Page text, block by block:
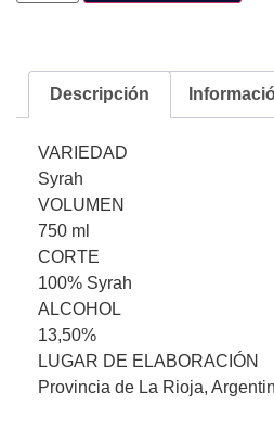
Descripción
VARIEDAD
Syrah
VOLUMEN
750 ml
CORTE
100% Syrah
ALCOHOL
13,50%
LUGAR DE ELABORACIÓN
Provincia de La Rioja,